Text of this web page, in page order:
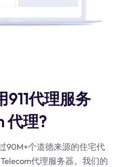
911代理服务
代理?
90M+个道德来源的住宅代
代理服务器。我们的